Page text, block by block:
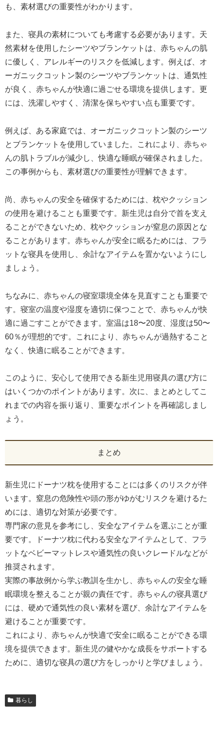
も、素材選びの重要性がわかります。
また、寝具の素材についても考慮する必要があります。天
然素材を使用したシーツやブランケットは、赤ちゃんの肌
に優しく、アレルギーのリスクを低減します。例えば、オ
ーガニックコットン製のシーツやブランケットは、通気性
が良く、赤ちゃんが快適に過ごせる環境を提供します。更
には、洗濯しやすく、清潔を保ちやすい点も重要です。
例えば、ある家庭では、オーガニックコットン製のシーツ
とブランケットを使用していました。これにより、赤ちゃ
んの肌トラブルが減少し、快適な睡眠が確保されました。
この事例からも、素材選びの重要性が理解できます。
尚、赤ちゃんの安全を確保するためには、枕やクッション
の使用を避けることも重要です。新生児は自分で首を支え
ることができないため、枕やクッションが窒息の原因とな
ることがあります。赤ちゃんが安全に眠るためには、フラ
ットな寝具を使用し、余計なアイテムを置かないようにし
ましょう。
ちなみに、赤ちゃんの寝室環境全体を見直すことも重要で
す。寝室の温度や湿度を適切に保つことで、赤ちゃんが快
適に過ごすことができます。室温は18〜20度、湿度は50〜
60％が理想的です。これにより、赤ちゃんが過熱すること
なく、快適に眠ることができます。
このように、安心して使用できる新生児用寝具の選び方に
はいくつかのポイントがあります。次に、まとめとしてこ
れまでの内容を振り返り、重要なポイントを再確認しまし
ょう。
まとめ
新生児にドーナツ枕を使用することには多くのリスクが伴
います。窒息の危険性や頭の形がゆがむリスクを避けるた
めには、適切な対策が必要です。
専門家の意見を参考にし、安全なアイテムを選ぶことが重
要です。ドーナツ枕に代わる安全なアイテムとして、フラ
ットなベビーマットレスや通気性の良いクレードルなどが
推奨されます。
実際の事故例から学ぶ教訓を生かし、赤ちゃんの安全な睡
眠環境を整えることが親の責任です。赤ちゃんの寝具選び
には、硬めで通気性の良い素材を選び、余計なアイテムを
避けることが重要です。
これにより、赤ちゃんが快適で安全に眠ることができる環
境を提供できます。新生児の健やかな成長をサポートする
ために、適切な寝具の選び方をしっかりと学びましょう。
暮らし